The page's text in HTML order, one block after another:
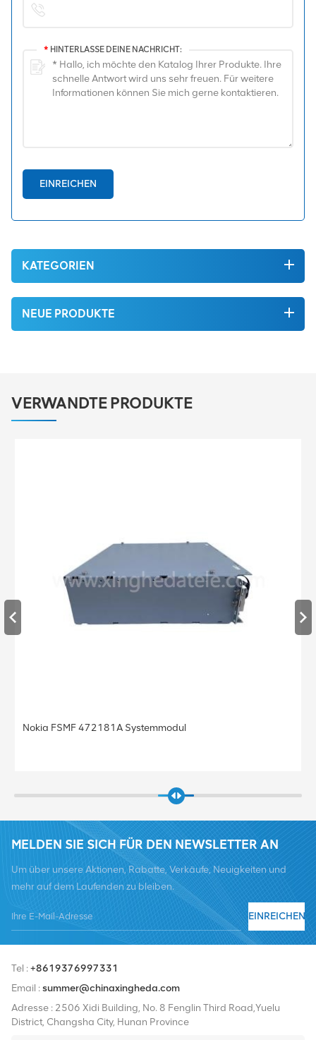
* HINTERLASSE DEINE NACHRICHT:
EINREICHEN
KATEGORIEN
NEUE PRODUKTE
VERWANDTE PRODUKTE
Nokia FRGU RRU 472956A FLEXI RF MODULE 6TX 2100
MELDEN SIE SICH FÜR DEN NEWSLETTER AN
Um über unsere Aktionen, Rabatte, Verkäufe, Neuigkeiten und
mehr auf dem Laufenden zu bleiben.
EINREICHEN
Tel :+8619376997331
Email :summer@chinaxingheda.com
Adresse : 2506 Xidi Building, No. 8 Fenglin Third Road,Yuelu
District, Changsha City, Hunan Province